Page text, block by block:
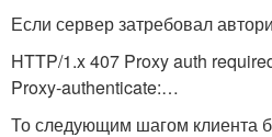
Если сервер затребовал
HTTP/1.x 407 Proxy auth
Proxy-authenticate:…
То следующим шагом клиента